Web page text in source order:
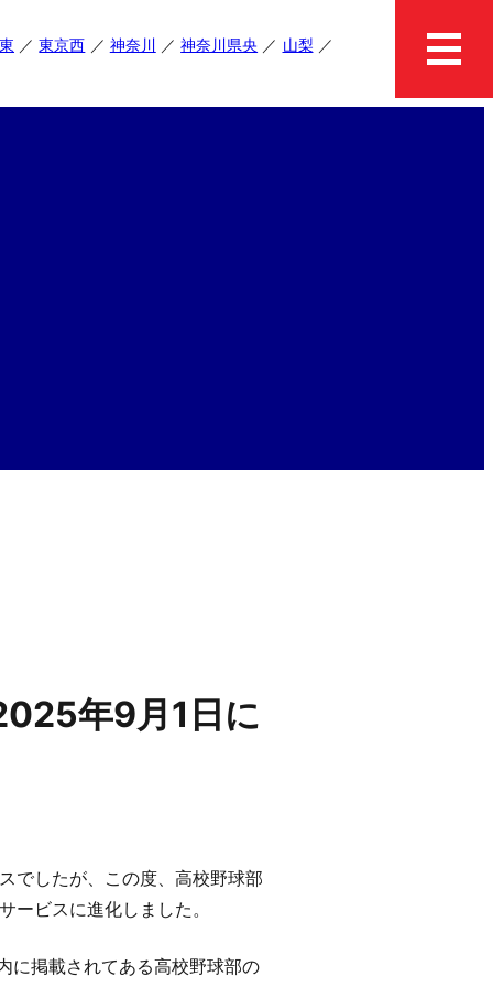
東京西 神奈川 神奈川県央
山梨
年9月1日に
でしたが、この度、高校野球部
ビスに進化しました。
に掲載されてある高校野球部の